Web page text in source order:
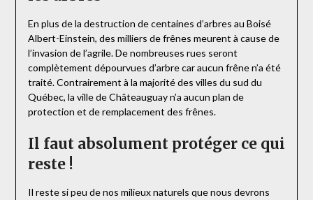
En plus de la destruction de centaines d’arbres au Boisé
Albert-Einstein, des milliers de frênes meurent à cause de
l’invasion de l’agrile. De nombreuses rues seront
complètement dépourvues d’arbre car aucun frêne n’a été
traité. Contrairement à la majorité des villes du sud du
Québec, la ville de Châteauguay n’a aucun plan de
protection et de remplacement des frênes.
Il faut absolument protéger ce qui
reste !
Il reste si peu de nos milieux naturels que nous devrons